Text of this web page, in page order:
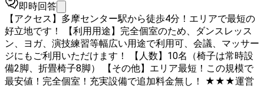
即時回答
【アクセス】多摩センター駅から徒歩4分！エリアで最短の
好立地です！ 【利用用途】完全個室のため、ダンスレッス
ン、ヨガ、演技練習等幅広い用途で利用可、会議、マッサー
ジにもご利用いただけます！ 【人数】10名（椅子は常時設
備2脚、折畳椅子8脚） 【その他】エリア最短！この規模で
最安値！完全個室！充実設備で追加料金無し！ ★★★運営